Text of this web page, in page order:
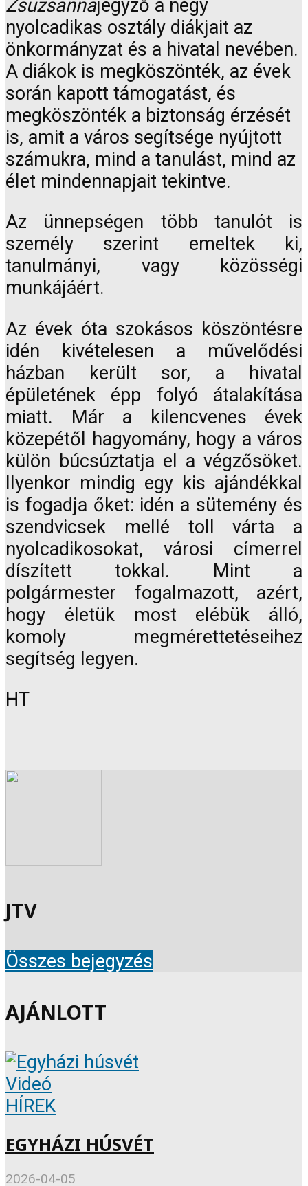
Zsuzsannajegyző a négy
nyolcadikas osztály diákjait az
önkormányzat és a hivatal nevében.
A diákok is megköszönték, az évek
során kapott támogatást, és
megköszönték a biztonság érzését
is, amit a város segítsége nyújtott
számukra, mind a tanulást, mind az
élet mindennapjait tekintve.
Az ünnepségen több tanulót is
személy szerint emeltek ki,
tanulmányi, vagy közösségi
munkájáért.
Az évek óta szokásos köszöntésre
idén kivételesen a művelődési
házban került sor, a hivatal
épületének épp folyó átalakítása
miatt. Már a kilencvenes évek
közepétől hagyomány, hogy a város
külön búcsúztatja el a végzősöket.
Ilyenkor mindig egy kis ajándékkal
is fogadja őket: idén a sütemény és
szendvicsek mellé toll várta a
nyolcadikosokat, városi címerrel
díszített tokkal. Mint a
polgármester fogalmazott, azért,
hogy életük most elébük álló,
komoly megmérettetéseihez
segítség legyen.
HT
JTV
Összes bejegyzés
AJÁNLOTT
Videó
HÍREK
EGYHÁZI HÚSVÉT
2026-04-05